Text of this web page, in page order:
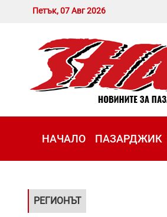
Петък, 07 Авг 2026
НАЧАЛО ПАЗАРДЖИК
РЕГИОНЪТ